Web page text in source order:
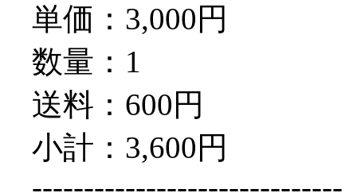
単価：3,000円
数量：1
送料：600円
小計：3,600円